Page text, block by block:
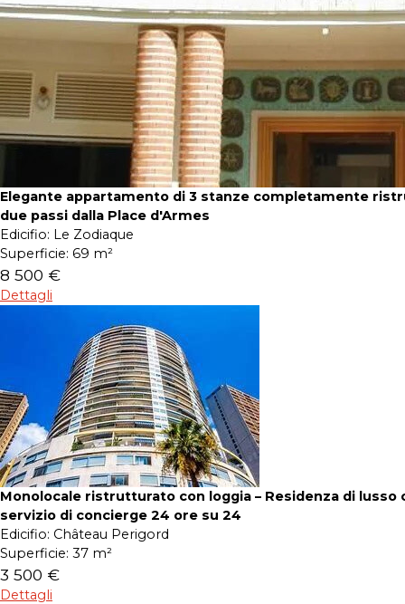
Elegante appartamento di 3 stanze completamente
due passi dalla Place d'Armes
Edicifio: Le Zodiaque
Superficie: 69 m²
8 500 €
Dettagli
Monolocale ristrutturato con loggia – Residenza di lusso
servizio di concierge 24 ore su 24
Edicifio: Château Perigord
Superficie: 37 m²
3 500 €
Dettagli